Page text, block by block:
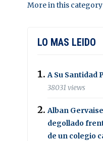
More in this
LO MAS LEIDO
A Su Santidad
38031 views
Alban
degollado
de un colegio